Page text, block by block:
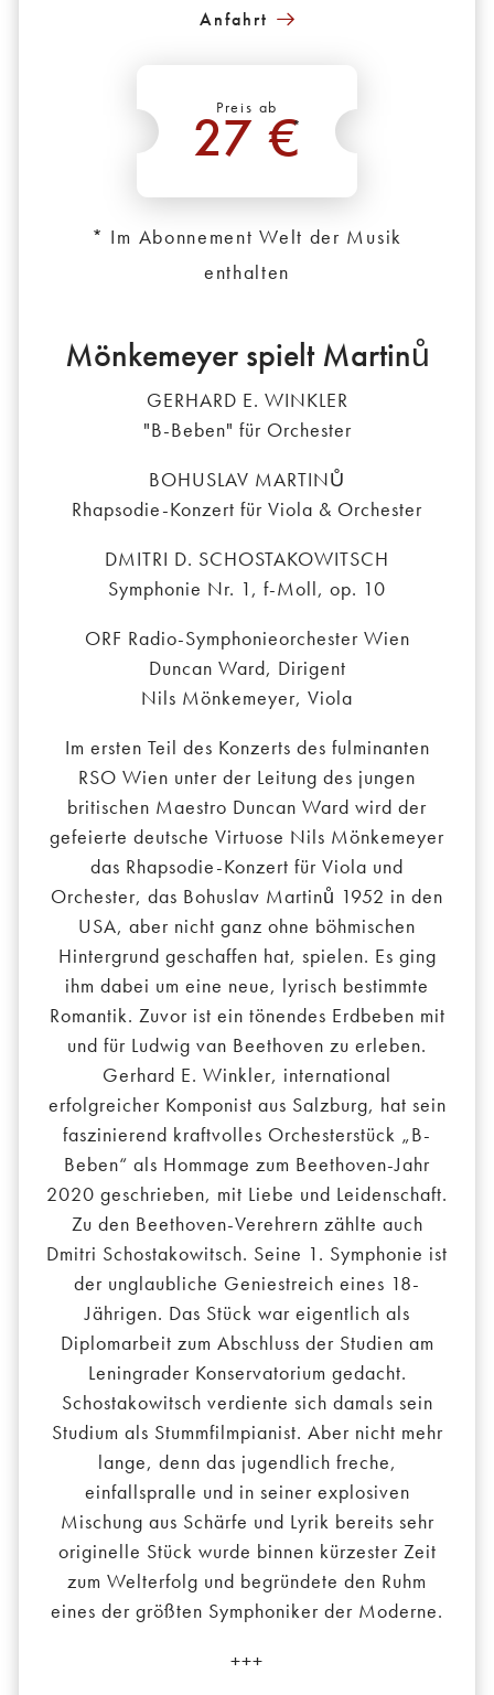
Anfahrt
Preis ab
27 €
*
* Im Abonnement Welt der Musik
enthalten
Mönkemeyer spielt Martinů
GERHARD E. WINKLER
"B-Beben" für Orchester
BOHUSLAV MARTINŮ
Rhapsodie-Konzert für Viola & Orchester
DMITRI D. SCHOSTAKOWITSCH
Symphonie Nr. 1, f-Moll, op. 10
ORF Radio-Symphonieorchester Wien
Duncan Ward, Dirigent
Nils Mönkemeyer, Viola
Im ersten Teil des Konzerts des fulminanten
RSO Wien unter der Leitung des jungen
britischen Maestro Duncan Ward wird der
gefeierte deutsche Virtuose Nils Mönkemeyer
das Rhapsodie-Konzert für Viola und
Orchester, das Bohuslav Martinů 1952 in den
USA, aber nicht ganz ohne böhmischen
Hintergrund geschaffen hat, spielen. Es ging
ihm dabei um eine neue, lyrisch bestimmte
Romantik. Zuvor ist ein tönendes Erdbeben mit
und für Ludwig van Beethoven zu erleben.
Gerhard E. Winkler, international
erfolgreicher Komponist aus Salzburg, hat sein
faszinierend kraftvolles Orchesterstück „B-
Beben“ als Hommage zum Beethoven-Jahr
2020 geschrieben, mit Liebe und Leidenschaft.
Zu den Beethoven-Verehrern zählte auch
Dmitri Schostakowitsch. Seine 1. Symphonie ist
der unglaubliche Geniestreich eines 18-
Jährigen. Das Stück war eigentlich als
Diplomarbeit zum Abschluss der Studien am
Leningrader Konservatorium gedacht.
Schostakowitsch verdiente sich damals sein
Studium als Stummfilmpianist. Aber nicht mehr
lange, denn das jugendlich freche,
einfallspralle und in seiner explosiven
Mischung aus Schärfe und Lyrik bereits sehr
originelle Stück wurde binnen kürzester Zeit
zum Welterfolg und begründete den Ruhm
eines der größten Symphoniker der Moderne.
+++